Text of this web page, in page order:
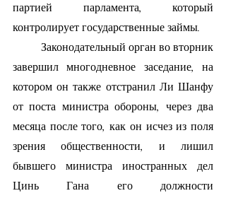
партией парламента, который
контролирует государственные займы.
завершил многодневное заседание, на
котором он также отстранил Ли Шанфу
от поста министра обороны, через два
месяца после того, как он исчез из поля
зрения общественности, и лишил
бывшего министра иностранных дел
Цинь Гана его должности